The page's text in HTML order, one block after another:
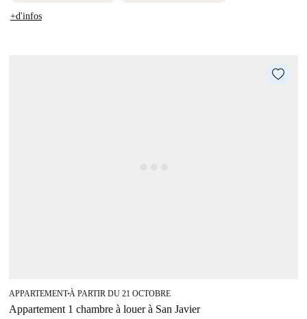
+d'infos
APPARTEMENT■À PARTIR DU 21 OCTOBRE
Appartement 1 chambre à louer à San Javier